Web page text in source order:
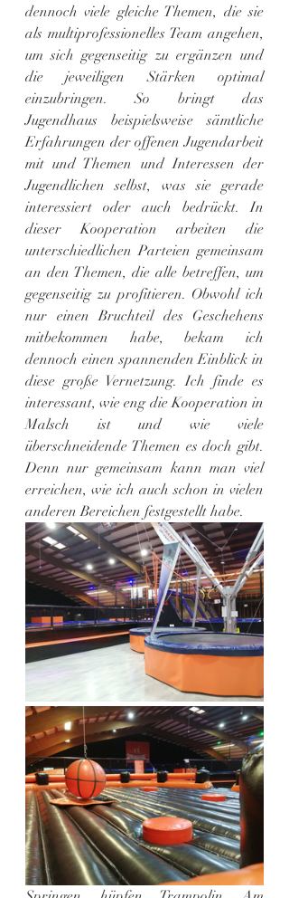
dennoch viele gleiche Themen, die sie
als multiprofessionelles Team angehen,
um sich gegenseitig zu ergänzen und
die jeweiligen Stärken optimal
einzubringen. So bringt das
Jugendhaus beispielsweise sämtliche
Erfahrungen der offenen Jugendarbeit
mit und Themen und Interessen der
Jugendlichen selbst, was sie gerade
interessiert oder auch bedrückt. In
dieser Kooperation arbeiten die
unterschiedlichen Parteien gemeinsam
an den Themen, die alle betreffen, um
gegenseitig zu profitieren. Obwohl ich
nur einen Bruchteil des Geschehens
mitbekommen habe, bekam ich
dennoch einen spannenden Einblick in
diese große Vernetzung. Ich finde es
interessant, wie eng die Kooperation in
Malsch ist und wie viele
überschneidende Themen es doch gibt.
Denn nur gemeinsam kann man viel
erreichen, wie ich auch schon in vielen
anderen Bereichen festgestellt habe.